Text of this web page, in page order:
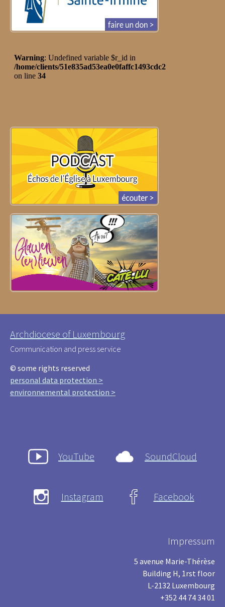
Archdiocese of Luxembourg
Communication and press service
© some rights reserved
personal data protection >
environnemental protection >
YouTube SoundCloud
Instagram Facebook
Impressum
5 avenue Marie-Thérèse
Building H, 1rst floor
L-2132 Luxembourg
+352 44 74 34 01